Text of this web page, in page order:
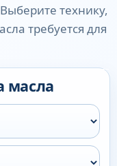
технику,
требуется для
масла